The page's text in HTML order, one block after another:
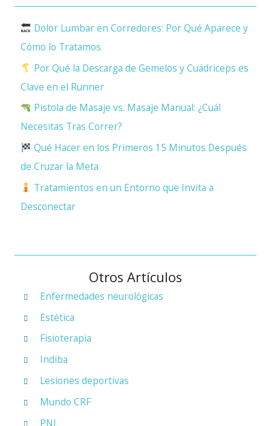
Dolor Lumbar en Corredores: Por Qué Aparece y
Cómo lo Tratamos
Por Qué la Descarga de Gemelos y Cuádriceps es
Clave en el Runner
Pistola de Masaje vs. Masaje Manual: ¿Cuál
Necesitas Tras Correr?
Qué Hacer en los Primeros 15 Minutos Después
de Cruzar la Meta
Tratamientos en un Entorno que Invita a
Desconectar
Otros Artículos
Enfermedades neurológicas
Estética
Fisioterapia
Indiba
Lesiones deportivas
Mundo CRF
PNI